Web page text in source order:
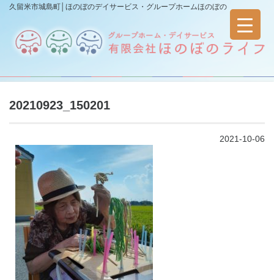
久留米市城島町│ほのぼのデイサービス・グループホームほのぼの
20210923_150201
2021-10-06